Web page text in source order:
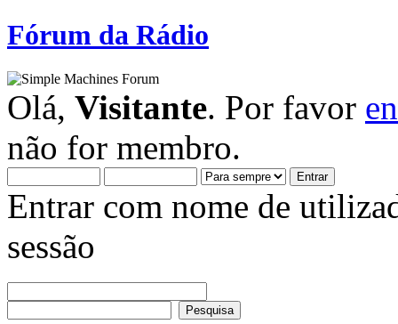
Fórum da Rádio
Olá, Visitante. Por favor
não for membro.
Entrar com nome de
sessão